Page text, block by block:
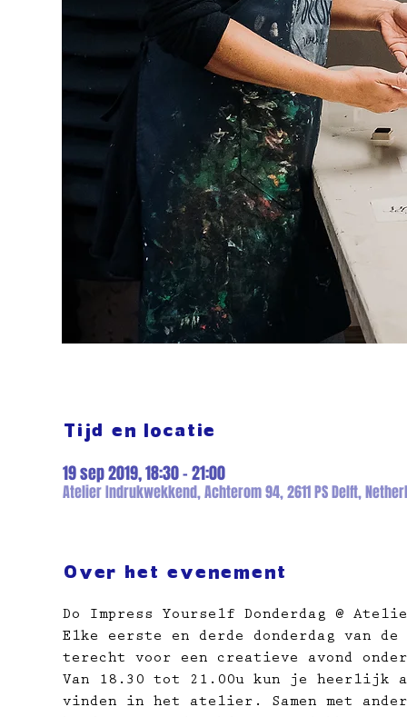
Tijd en locatie
19 sep 2019, 18:30 – 21:00
Atelier Indrukwekkend, Achterom 94, 2611 PS Delft,
Over het evenement
Do Impress Yourself Donderdag @
Elke eerste en derde donderdag van
terecht voor een creatieve avond
Van 18.30 tot 21.00u kun je heerlijk
vinden in het atelier. Samen met